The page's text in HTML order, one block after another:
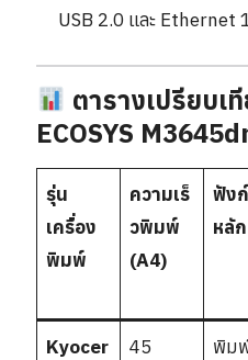
USB 2.0 และ
ตารางเปรียบเ
ECOSYS
รุ่น
เครื่อง
พิมพ์
ความเร็
วพิมพ์
(A4)
ฟัง
หลัก
Kyocer
45
พิม